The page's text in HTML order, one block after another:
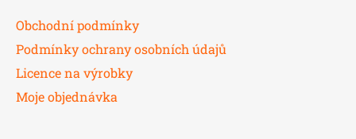
Obchodní podmínky
Podmínky ochrany osobních údajů
Licence na výrobky
Moje objednávka